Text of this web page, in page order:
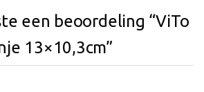
een beoordeling “ViTo
13×10,3cm”